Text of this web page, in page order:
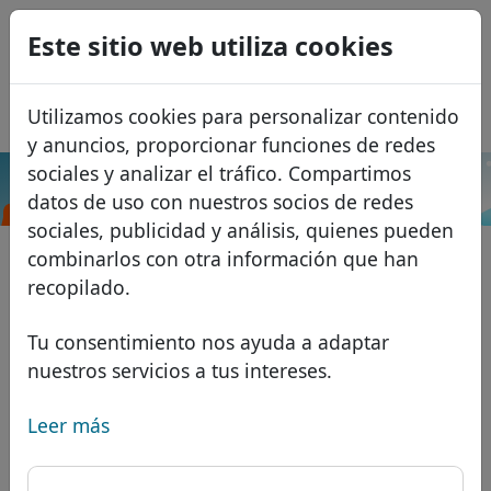
Este sitio web utiliza cookies
Utilizamos cookies para personalizar contenido
y anuncios, proporcionar funciones de redes
sociales y analizar el tráfico. Compartimos
datos de uso con nuestros socios de redes
sociales, publicidad y análisis, quienes pueden
combinarlos con otra información que han
recopilado.
Tu consentimiento nos ayuda a adaptar
nuestros servicios a tus intereses.
Leer más
Dominios
Base de datos de dominios
Dominios africanos
Dominios asiáticos
Dominios europeos
Dominios de Oriente Medio
Dominios norteamericanos
Lista de precios
Descuentos
Transferir
Buscar
Servicios
Protección de ID
Alojamiento DNS
WHOIS
USD
EUR
GBP
Français
Italiano
Português
Română
Eesti
.blue Buscar